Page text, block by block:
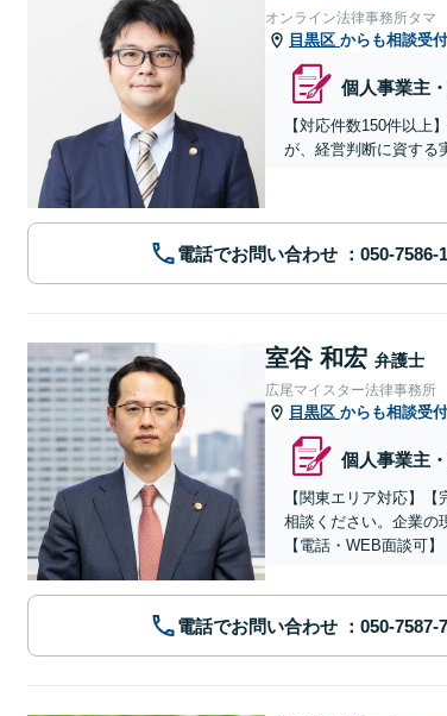
オンライン法律事務所タマ
目黒区 からも相談受
個人事業主
【対応件数150件以上
が、経営判断に資する
電話でお問い合わせ
室谷 和宏 弁護士
広尾マイスター法律事務所
目黒区 からも相談受
個人事業主
【関東エリア対応】
相談ください。企業の
【電話・WEB面談可】
電話でお問い合わせ